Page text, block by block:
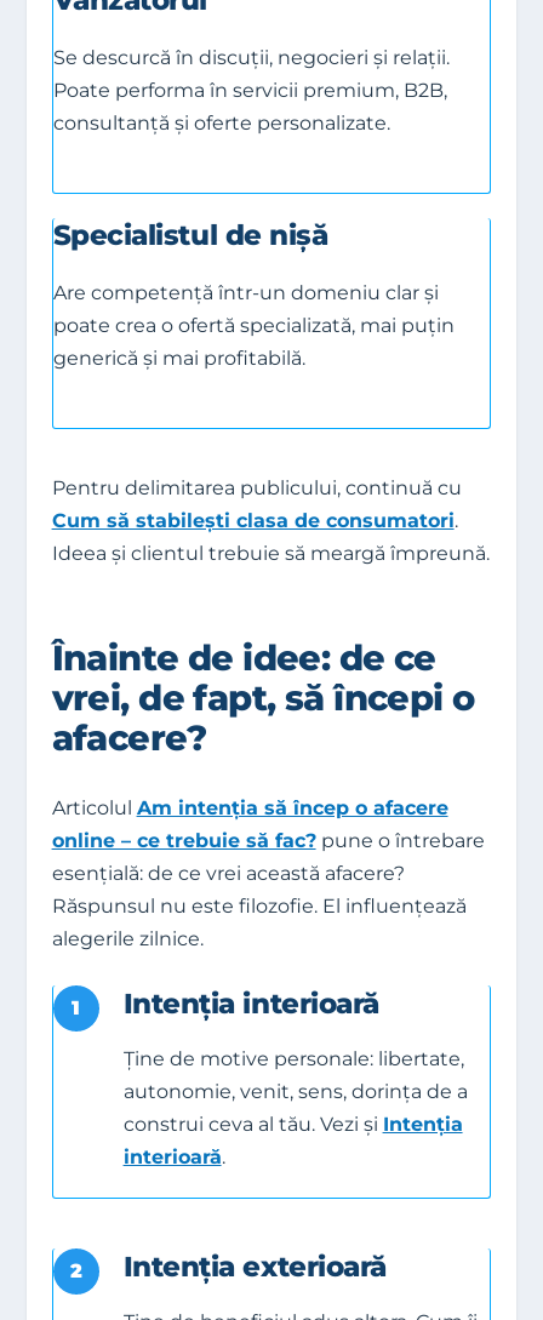
Se descurcă în discuții, negocieri și relații.
Poate performa în servicii premium, B2B,
consultanță și oferte personalizate.
Specialistul de nișă
Are competență într-un domeniu clar și
poate crea o ofertă specializată, mai puțin
generică și mai profitabilă.
Pentru delimitarea publicului, continuă cu
Cum să stabilești clasa de consumatori.
Ideea și clientul trebuie să meargă împreună.
Înainte de idee: de ce
vrei, de fapt, să începi o
afacere?
Articolul Am intenția să încep o afacere
online – ce trebuie să fac?pune o întrebare
esențială: de ce vrei această afacere?
Răspunsul nu este filozofie. El influențează
alegerile zilnice.
1 Intenția interioară
Ține de motive personale: libertate,
autonomie, venit, sens, dorința de a
construi ceva al tău. Vezi și Intenția
interioară.
2 Intenția exterioară